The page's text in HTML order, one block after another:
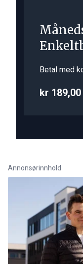
Betal med
kr 189,00
Annonsørinnhold